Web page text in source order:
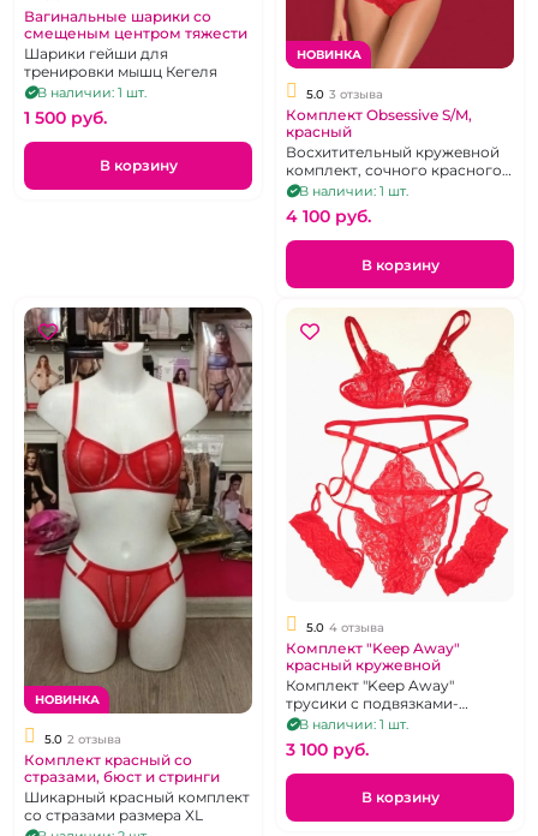
Вагинальные шарики со
смещеным центром тяжести
Шарики гейши для
тренировки мышц Кегеля
В наличии: 1 шт.
1 500 pуб.
В корзину
НОВИНКА
5.0 3 отзыва
Комплект Obsessive S/M,
красный
Восхитительный кружевной
комплект, сочного красного
цвета
В наличии: 1 шт.
4 100 pуб.
В корзину
НОВИНКА
5.0 2 отзыва
Комплект красный со
стразами, бюст и стринги
Шикарный красный комплект
со стразами размера XL
5.0 4 отзыва
Комплект "Keep Away"
красный кружевной
Комплект "Keep Away"
трусики с подвязками-
гартерами и лиф из алого
кружева. размер 40-44
В наличии: 1 шт.
3 100 pуб.
В корзину